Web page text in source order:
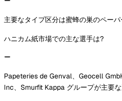
主要なタイプ区分は蜜蜂の巣のペーパ
ハニカム紙市場での主な選手は?
Papeteries de Genval、Geocell
Inc、Smurfit Kappa グループが主要な